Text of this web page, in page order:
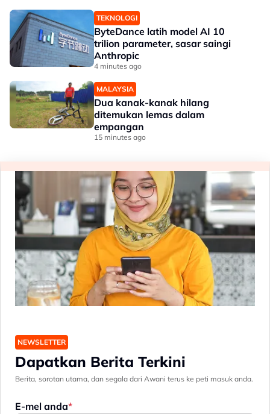
TEKNOLOGI
ByteDance latih model AI 10
trilion parameter, sasar saingi
Anthropic
4 minutes ago
MALAYSIA
Dua kanak-kanak hilang
ditemukan lemas dalam
empangan
15 minutes ago
NEWSLETTER
Dapatkan Berita Terkini
Berita, sorotan utama, dan segala dari Awani terus ke peti masuk anda.
E-mel anda